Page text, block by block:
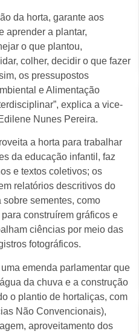
da horta, garante aos
aprender a plantar,
o que plantou,
colher, decidir o que fazer
os pressupostos
e Alimentação
explica a vice-
Nunes Pereira.
a horta para trabalhar
da educação infantil, faz
e textos coletivos; os
relatórios descritivos do
sementes, como
construírem gráficos e
ciências por meio das
fotográficos.
emenda parlamentar que
da chuva e a construção
o plantio de hortaliças, com
Não Convencionais),
aproveitamento dos